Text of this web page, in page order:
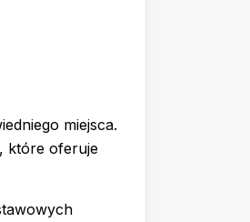
miejsca.
które oferuje